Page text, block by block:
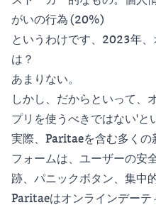
がいの行為 (20%)
というわけです、2023年
は？
あまりない。
しかし、だからといって、
プリを使うべきではない'と
実際、Paritaeを含む多く
フォームは、ユーザーの安
跡、パニックボタン、集中
Paritaeはオンラインデー